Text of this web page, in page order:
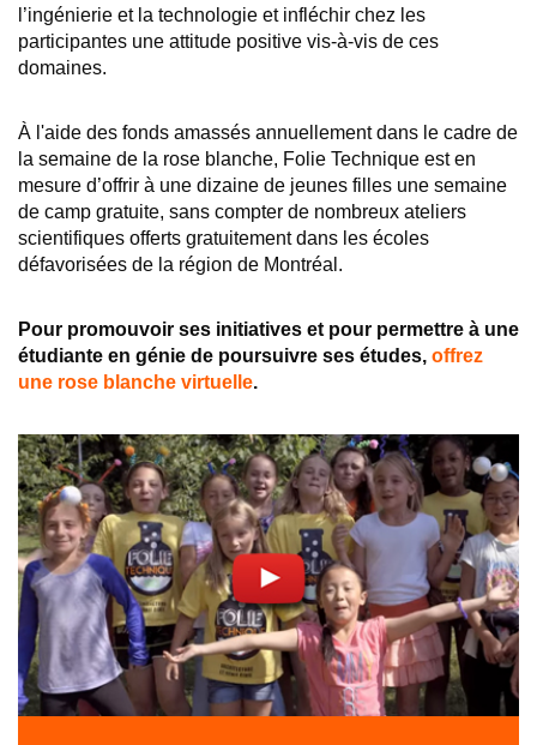
l’ingénierie et la technologie et infléchir chez les
participantes une attitude positive vis-à-vis de ces
domaines.
À l'aide des fonds amassés annuellement dans le cadre de
la semaine de la rose blanche, Folie Technique est en
mesure d’offrir à une dizaine de jeunes filles une semaine
de camp gratuite, sans compter de nombreux ateliers
scientifiques offerts gratuitement dans les écoles
défavorisées de la région de Montréal.
Pour promouvoir ses initiatives et pour permettre à une
étudiante en génie de poursuivre ses études, offrez
une rose blanche virtuelle.